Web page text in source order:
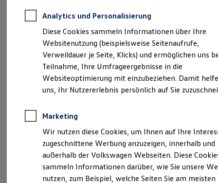
Autokredit mit Schlussrate
Versicherungen und Garantien
Kfz-Versicherung
Restschuldversicherungen
Garantien
Wartungsverträge
Geschäftskunden
Professional Class bei Volkswagen
Großkunden
Behörden
Anpfiff zum Gewinn
Elektroautos
ID. Tutorials
Elektrofahrzeugkonzepte
Reichweite
Reichweite der ID. Modelle
Impressum & Rechtliches
Probefahrt vereinbaren
Analytics und Personalisierung
Diese Cookies sammeln Informationen über Ihre
Websitenutzung (beispielsweise Seitenaufrufe,
Verweildauer je Seite, Klicks) und ermöglichen uns
Teilnahme, Ihre Umfrageergebnisse in die
Websiteoptimierung mit einzubeziehen. Damit
uns, Ihr Nutzererlebnis persönlich auf Sie
Marketing
Wir nutzen diese Cookies, um Ihnen auf Ihre
zugeschnittene Werbung anzuzeigen, innerhalb und
außerhalb der Volkswagen Webseiten. Diese
sammeln Informationen darüber, wie Sie unsere
nutzen, zum Beispiel, welche Seiten Sie am meisten